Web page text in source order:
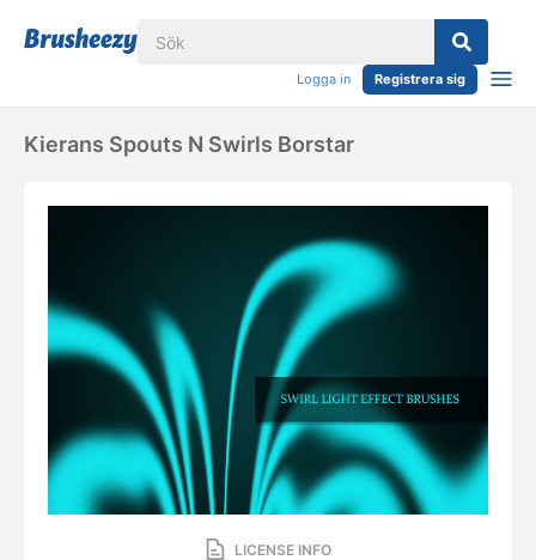
Logga in Registrera sig
Kierans Spouts N Swirls Borstar
LICENSE INFO